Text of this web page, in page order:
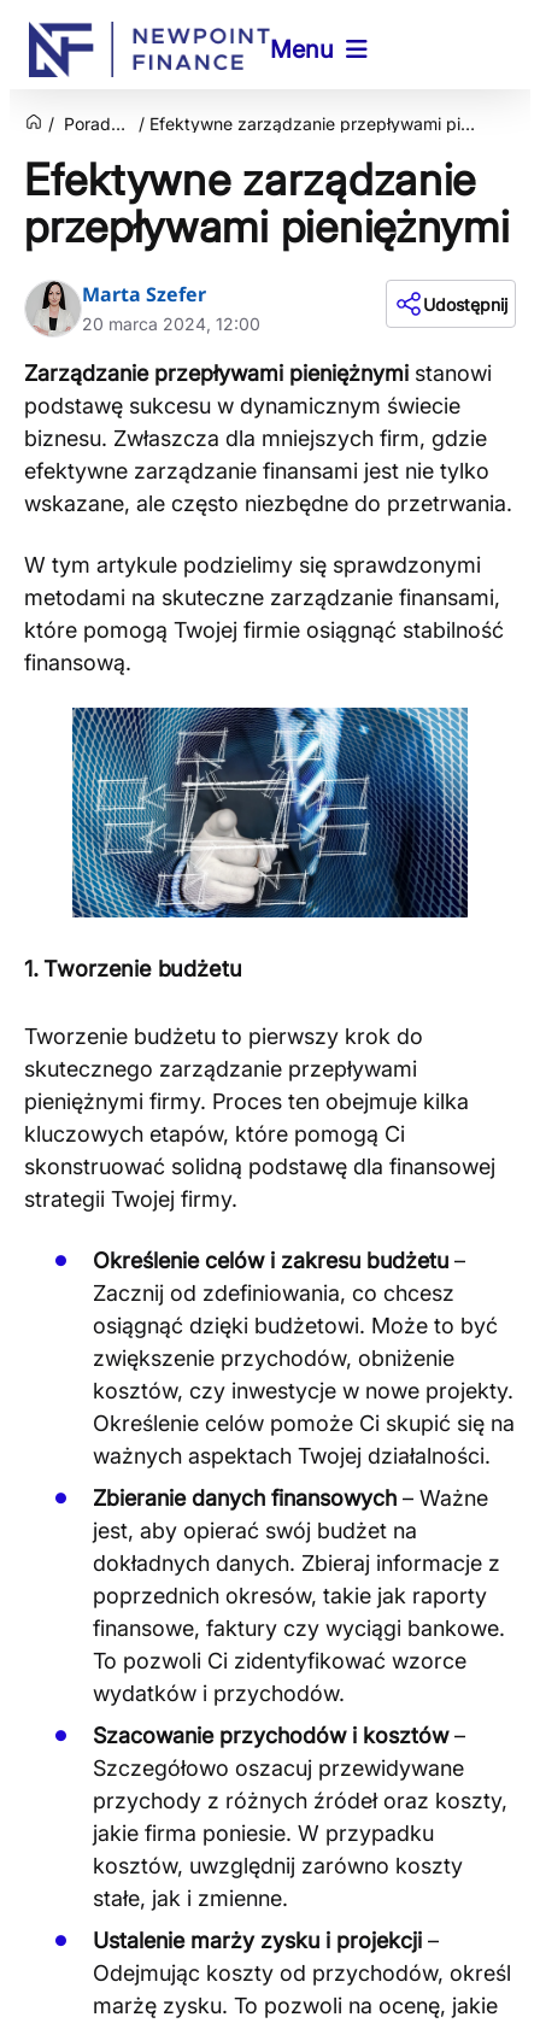
Menu
Poradnik Efektywne zarządzanie przepływami pieniężnymi
Efektywne zarządzanie
przepływami pieniężnymi
Marta Szefer
20 marca 2024, 12:00
Udostępnij
Zarządzanie przepływami pieniężnymi stanowi
podstawę sukcesu w dynamicznym świecie
biznesu. Zwłaszcza dla mniejszych firm, gdzie
efektywne zarządzanie finansami jest nie tylko
wskazane, ale często niezbędne do przetrwania.
W tym artykule podzielimy się sprawdzonymi
metodami na skuteczne zarządzanie finansami,
które pomogą Twojej firmie osiągnąć stabilność
finansową.
1. Tworzenie budżetu
Tworzenie budżetu to pierwszy krok do
skutecznego zarządzanie przepływami
pieniężnymi firmy. Proces ten obejmuje kilka
kluczowych etapów, które pomogą Ci
skonstruować solidną podstawę dla finansowej
strategii Twojej firmy.
Określenie celów i zakresu budżetu –
Zacznij od zdefiniowania, co chcesz
osiągnąć dzięki budżetowi. Może to być
zwiększenie przychodów, obniżenie
kosztów, czy inwestycje w nowe projekty.
Określenie celów pomoże Ci skupić się na
ważnych aspektach Twojej działalności​​.
Zbieranie danych finansowych – Ważne
jest, aby opierać swój budżet na
dokładnych danych. Zbieraj informacje z
poprzednich okresów, takie jak raporty
finansowe, faktury czy wyciągi bankowe.
To pozwoli Ci zidentyfikować wzorce
wydatków i przychodów​​.
Szacowanie przychodów i kosztów–
Szczegółowo oszacuj przewidywane
przychody z różnych źródeł oraz koszty,
jakie firma poniesie. W przypadku
kosztów, uwzględnij zarówno koszty
stałe, jak i zmienne​​.
Ustalenie marży zysku i projekcji –
Odejmując koszty od przychodów, określ
marżę zysku. To pozwoli na ocenę, jakie